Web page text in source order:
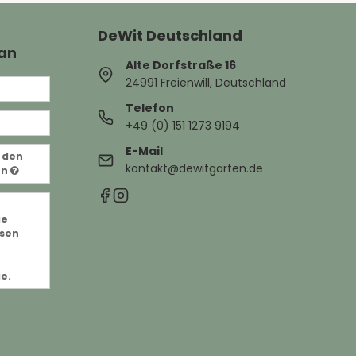
DeWit Deutschland
Alte Dorfstraße 16
24991 Freienwill, Deutschland
Telefon
+49 (0) 151 1273 9194
E-Mail
kontakt@dewitgarten.de